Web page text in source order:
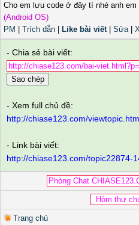
Cho em lưu code ở đây tí nhé anh em
(Android OS)
PM
Trích dẫn Like bài viết| Sửa|
- Chia sẻ bài viết:
Sao chép
- Xem full chủ đề:
http://chiase123.com/
- Link bài viết:
http://chiase123.com/topic22874-
Trang chủ